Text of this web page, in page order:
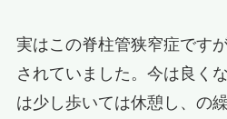
実はこの脊柱管狭窄症です
されていました。今は良く
は少し歩いては休憩し、の